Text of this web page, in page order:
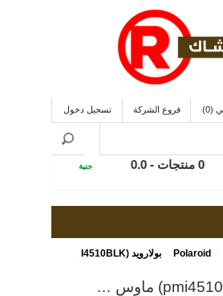
(0) فروع الشركة تسجيل دخول
0 منتجات - 0.0 جنية
Polaroid بولارويد (PMI4510BLK) ماوس لاسلكى
بولارويد (pmi4510blk) ماوس لاسلكى